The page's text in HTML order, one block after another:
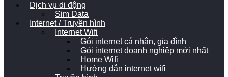
Dịch vụ di động
Sim Data
Internet / Truyền hình
Internet Wifi
Gói internet cá nhân, gia đình
Gói internet doanh nghiệp mới nhất
Home Wifi
Hướng dẫn internet wifi